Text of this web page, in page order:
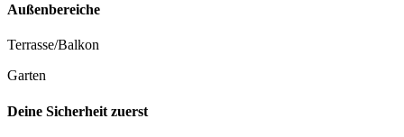
Außenbereiche
Terrasse/Balkon
Garten
Deine Sicherheit zuerst